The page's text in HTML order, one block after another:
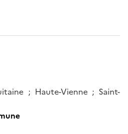
; Haute-Vienne ; Saint-